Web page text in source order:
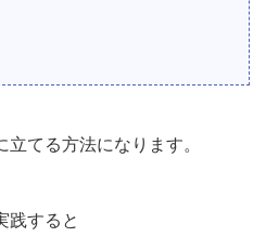
てる方法になります。
践すると